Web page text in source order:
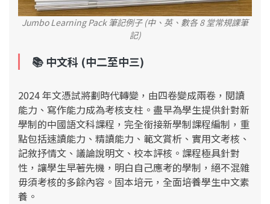
Jumbo Learning Pack 筆記例子 (中、英、數各 8 堂常規課筆
記)
📚中文科 (中二至中三)
2024 年文憑試將劃時代轉變，由四卷變成兩卷，閱讀
能力、寫作能力成為考核支柱。盡早為學生提供針對新
學制的中國語文科課程，完全銜接新學制課程編制，重
點包括速讀能力、精讀能力、範文賞析、實用文考核、
記敘抒情文、議論說明文、校本評核。課程極具針對
性，讓學生早著先機，明白自己應考的學制，絕不混雜
毋須考核的多餘內容。固本培元，全面培養學生中文素
養。